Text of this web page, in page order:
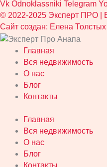
Vk Odnoklassniki Telegram
© 2022-2025 Эксперт ПРО |
Сайт создан: Елена Толстых
Главная
Вся недвижимость
О нас
Блог
Контакты
Главная
Вся недвижимость
О нас
Блог